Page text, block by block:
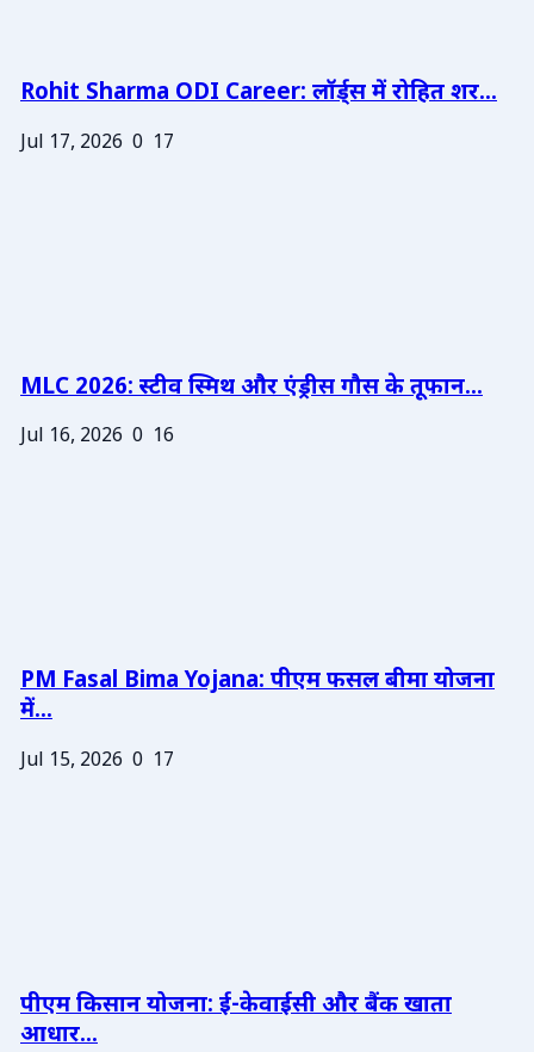
Rohit Sharma ODI Career: लॉर्ड्स में रोहित शर...
Jul 17, 2026 0 17
MLC 2026: स्टीव स्मिथ और एंड्रीस गौस के तूफान...
Jul 16, 2026 0 16
PM Fasal Bima Yojana: पीएम फसल बीमा योजना
में...
Jul 15, 2026 0 17
पीएम किसान योजना: ई-केवाईसी और बैंक खाता
आधार...